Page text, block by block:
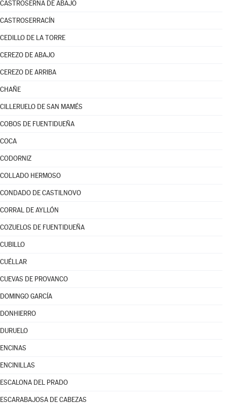
CASTROSERNA DE ABAJO
CASTROSERRACÍN
CEDILLO DE LA TORRE
CEREZO DE ABAJO
CEREZO DE ARRIBA
CHAÑE
CILLERUELO DE SAN MAMÉS
COBOS DE FUENTIDUEÑA
COCA
CODORNIZ
COLLADO HERMOSO
CONDADO DE CASTILNOVO
CORRAL DE AYLLÓN
COZUELOS DE FUENTIDUEÑA
CUBILLO
CUÉLLAR
CUEVAS DE PROVANCO
DOMINGO GARCÍA
DONHIERRO
DURUELO
ENCINAS
ENCINILLAS
ESCALONA DEL PRADO
ESCARABAJOSA DE CABEZAS